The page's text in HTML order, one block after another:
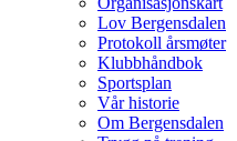
Lov Bergensdalen
Protokoll årsmøter
Klubbhåndbok
Sportsplan
Vår historie
Om Bergensdalen